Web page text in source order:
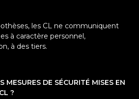
les CL ne communiquent
à caractère personnel,
à des tiers.
MESURES DE SÉCURITÉ MISES EN
?